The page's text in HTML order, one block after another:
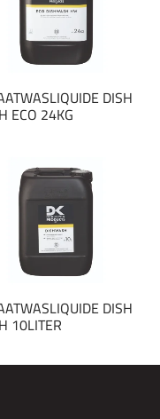
DISH
ECO 24KG
DISH
10LITER